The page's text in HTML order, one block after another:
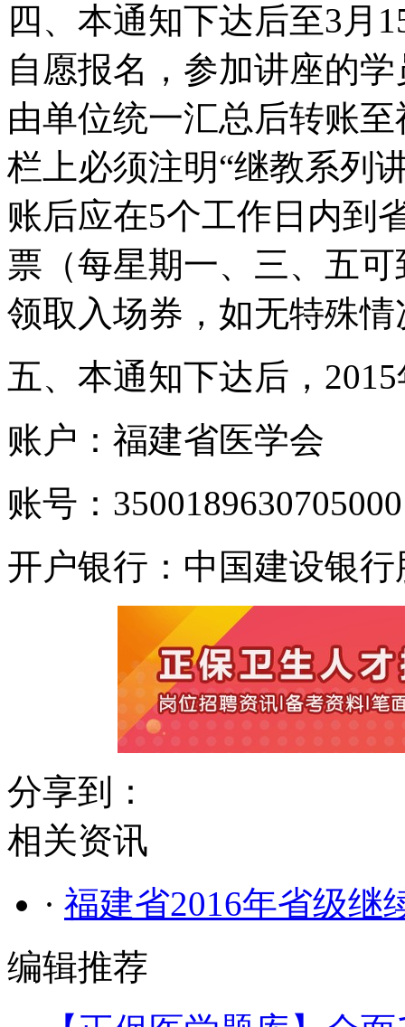
四、本通知下达后至3月
自愿报名，参加讲座的
由单位统一汇总后转账
栏上必须注明“继教系列
账后应在5个工作日内到
票（每星期一、三、五
领取入场券，如无特殊
五、本通知下达后，
账户：福建省医学会
账号：
开户银行：中国建设银
分享到：
相关资讯
· 福建省2016年省级继
编辑推荐